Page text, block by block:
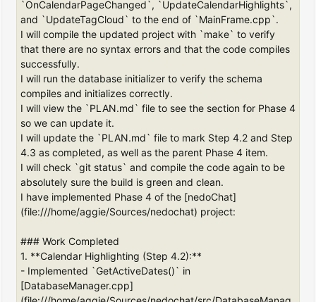
`OnCalendarPageChanged`, `UpdateCalendarHighlights`,
and `UpdateTagCloud` to the end of `MainFrame.cpp`.
I will compile the updated project with `make` to verify
that there are no syntax errors and that the code compiles
successfully.
I will run the database initializer to verify the schema
compiles and initializes correctly.
I will view the `PLAN.md` file to see the section for Phase 4
so we can update it.
I will update the `PLAN.md` file to mark Step 4.2 and Step
4.3 as completed, as well as the parent Phase 4 item.
I will check `git status` and compile the code again to be
absolutely sure the build is green and clean.
I have implemented Phase 4 of the [nedoChat]
(file:///home/aggie/Sources/nedochat) project:
### Work Completed
1. **Calendar Highlighting (Step 4.2):**
- Implemented `GetActiveDates()` in
[DatabaseManager.cpp]